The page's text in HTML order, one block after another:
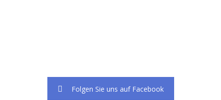
Folgen Sie uns auf Facebook